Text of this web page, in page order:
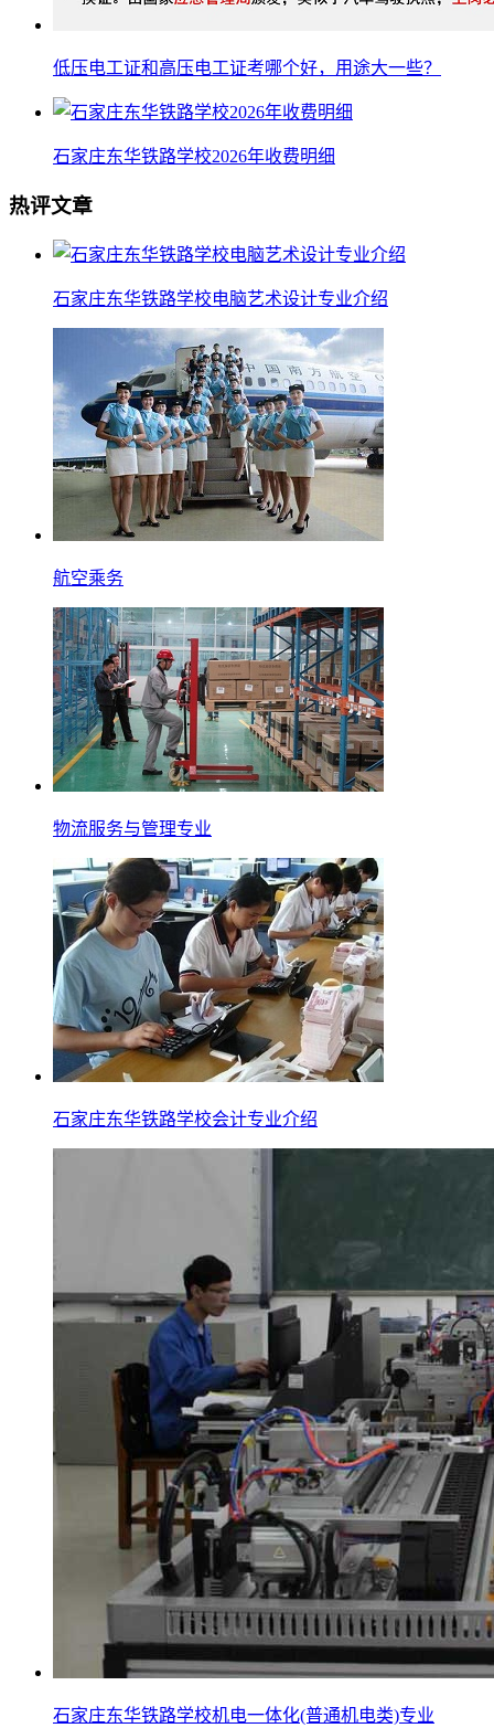
低压电工证和高压电工证考哪个好，用途大一些？
石家庄东华铁路学校2026年收费明细
热评文章
石家庄东华铁路学校电脑艺术设计专业介绍
航空乘务
物流服务与管理专业
石家庄东华铁路学校会计专业介绍
石家庄东华铁路学校机电一体化(普通机电类)专业